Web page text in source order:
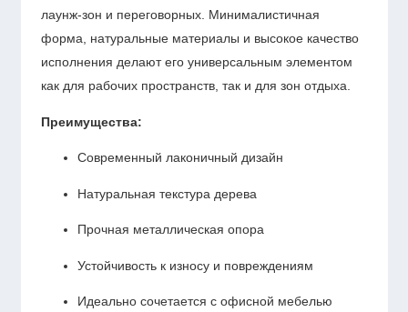
лаунж-зон и переговорных. Минималистичная
форма, натуральные материалы и высокое качество
исполнения делают его универсальным элементом
как для рабочих пространств, так и для зон отдыха.
Преимущества:
Современный лаконичный дизайн
Натуральная текстура дерева
Прочная металлическая опора
Устойчивость к износу и повреждениям
Идеально сочетается с офисной мебелью